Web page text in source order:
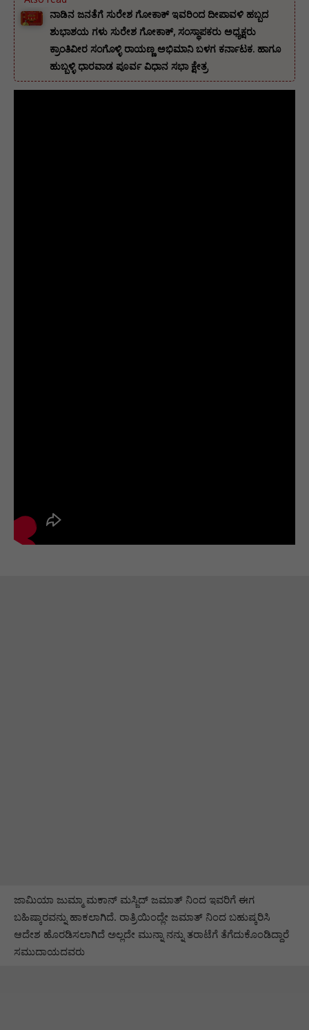
ನಾಡಿನ ಜನತೆಗೆ ಸುರೇಶ ಗೋಕಾಕ್ ಇವರಿಂದ ದೀಪಾವಳಿ ಹಬ್ಬದ
ಶುಭಾಶಯ ಗಳು ಸುರೇಶ ಗೋಕಾಕ್, ಸಂಸ್ಥಾಪಕರು ಅಧ್ಯಕ್ಷರು
ಕ್ರಾಂತಿವೀರ ಸಂಗೊಳ್ಳಿ ರಾಯಣ್ಣ ಅಭಿಮಾನಿ ಬಳಗ ಕರ್ನಾಟಕ. ‌ಹಾಗೂ
ಹುಬ್ಬಳ್ಳಿ ಧಾರವಾಡ ಪೂರ್ವ ವಿಧಾನ ಸಭಾ ಕ್ಷೇತ್ರ
ಜಾಮಿಯಾ ಜುಮ್ಮಾ ಮಕಾನ್ ಮಸ್ಜಿದ್ ಜಮಾತ್ ನಿಂದ ಇವರಿಗೆ ಈಗ
ಬಹಿಷ್ಕಾರವನ್ನು ಹಾಕಲಾಗಿದೆ. ರಾತ್ರಿಯಿಂದ್ಲೇ ಜಮಾತ್ ನಿಂದ ಬಹುಷ್ಕರಿಸಿ
ಆದೇಶ ಹೊರಡಿಸಲಾಗಿದೆ ಅಲ್ಲದೇ ಮುನ್ನಾ ನನ್ನು ತರಾಟೆಗೆ ತೆಗೆದುಕೊಂಡಿದ್ದಾರೆ
ಸಮುದಾಯದವರು